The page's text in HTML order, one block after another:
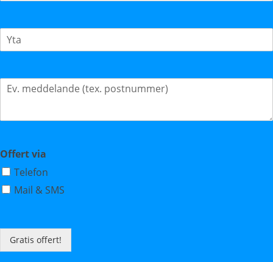
Offert via
Telefon
Mail & SMS
Gratis offert!